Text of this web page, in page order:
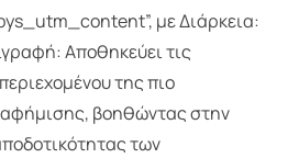
με Διάρκεια:
Αποθηκεύει τις
της πιο
βοηθώντας στην
των